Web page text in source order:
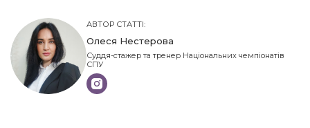
АВТОР СТАТТІ:
Олеся Нестерова
Суддя-стажер та тренер Національних чемпіонатів
СПУ